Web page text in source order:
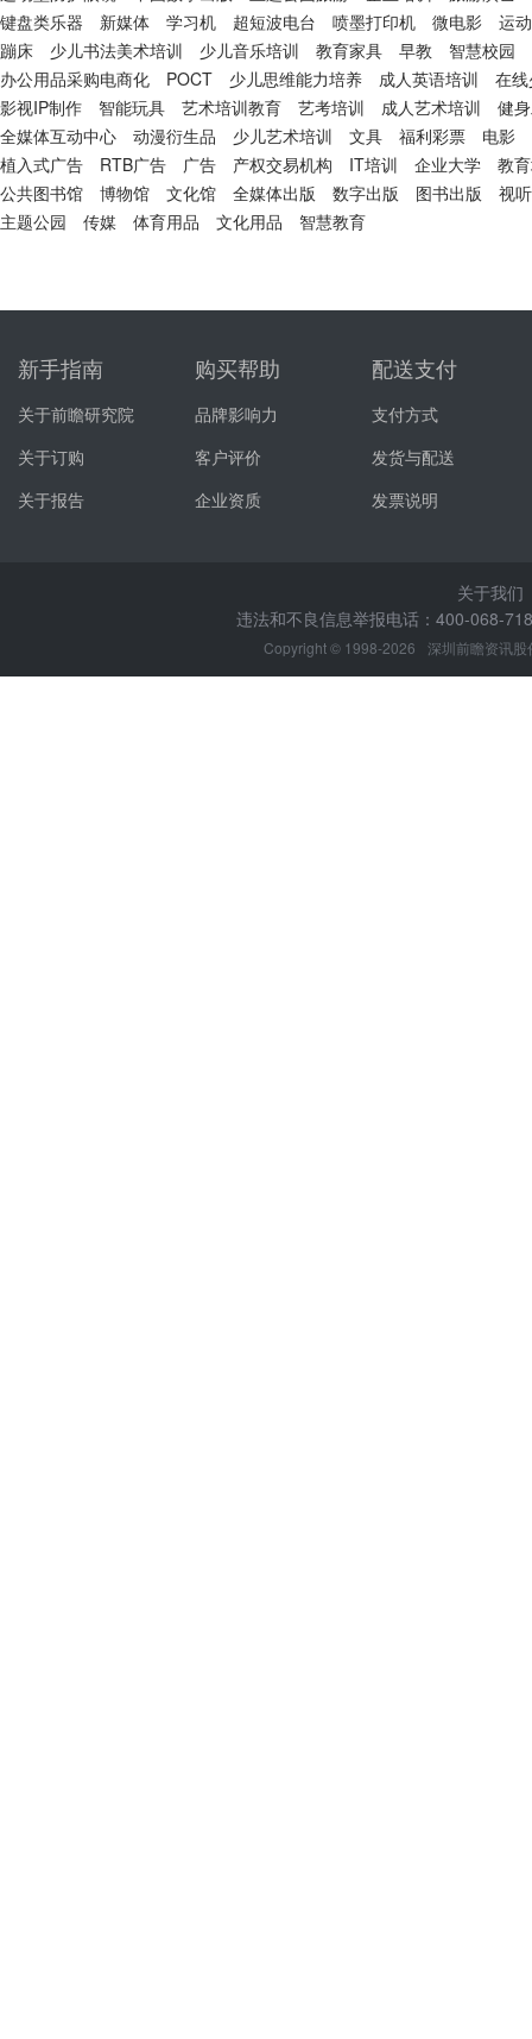
键盘类乐器
新媒体 学习机 超短波电台 喷墨打印机 微电影
运
蹦床
少儿书法美术培训 少儿音乐培训 教育家具 早教
智慧校园
办公用品采购电商化
POCT 少儿思维能力培养 成人英语培训
在
影视IP制作
智能玩具 艺术培训教育 艺考培训 成人艺术培训
健
全媒体互动中心
动漫衍生品 少儿艺术培训 文具 福利彩票
电影
植入式广告
RTB广告 广告 产权交易机构 IT培训 企业大学
教
公共图书馆
博物馆 文化馆 全媒体出版 数字出版 图书出版
视
主题公园
传媒 体育用品 文化用品 智慧教育
新手指南
关于前瞻研究院
关于订购
关于报告
购买帮助
品牌影响力
客户评价
企业资质
配送支付
支付方式
发货与配送
发票说明
关于我们
违法和不良信息举报电话：400-068-
Copyright © 1998-2026 深圳前瞻资讯股